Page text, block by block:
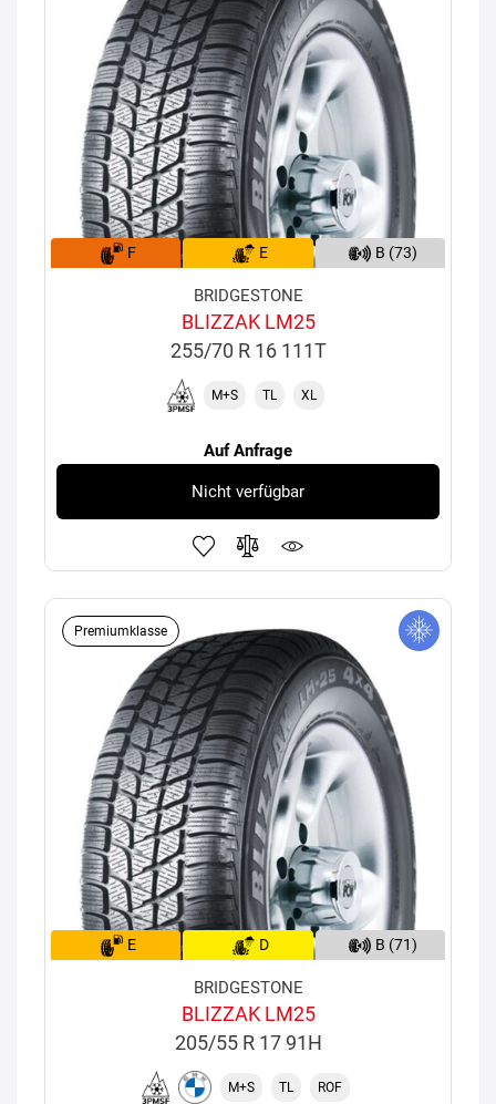
F E B (73)
BRIDGESTONE
BLIZZAK LM25
255/70 R 16 111T
M+S TL XL
Auf Anfrage
Nicht verfügbar
Premiumklasse
E D B (71)
BRIDGESTONE
BLIZZAK LM25
205/55 R 17 91H
M+S TL ROF